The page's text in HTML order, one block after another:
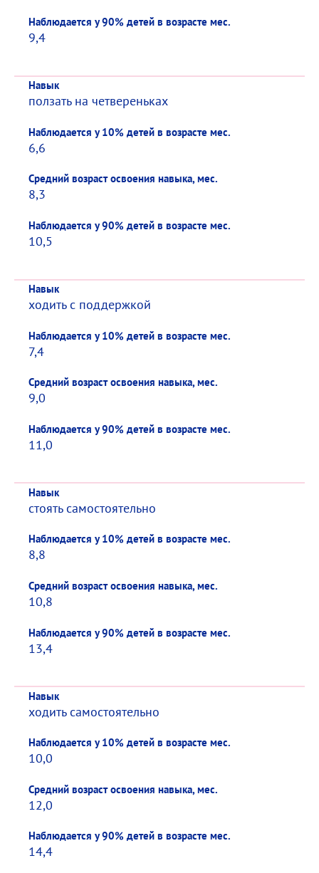
Наблюдается у 90% детей в возрасте мес.
9,4
Навык
ползать на четвереньках
Наблюдается у 10% детей в возрасте мес.
6,6
Средний возраст освоения навыка, мес.
8,3
Наблюдается у 90% детей в возрасте мес.
10,5
Навык
ходить с поддержкой
Наблюдается у 10% детей в возрасте мес.
7,4
Средний возраст освоения навыка, мес.
9,0
Наблюдается у 90% детей в возрасте мес.
11,0
Навык
стоять самостоятельно
Наблюдается у 10% детей в возрасте мес.
8,8
Средний возраст освоения навыка, мес.
10,8
Наблюдается у 90% детей в возрасте мес.
13,4
Навык
ходить самостоятельно
Наблюдается у 10% детей в возрасте мес.
10,0
Средний возраст освоения навыка, мес.
12,0
Наблюдается у 90% детей в возрасте мес.
14,4